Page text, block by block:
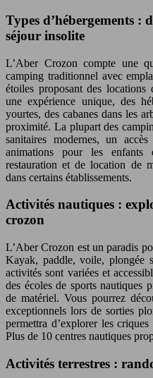
Types d’hébergements
séjour insolite
L’Aber Crozon compte une
camping traditionnel avec
étoiles proposant des
une expérience unique, des
yourtes, des cabanes dans les
proximité. La plupart des
sanitaires modernes, un
animations pour les
restauration et de location de
dans certains établissements.
Activités nautiques :
crozon
L’Aber Crozon est un paradis
Kayak, paddle, voile, plongée
activités sont variées et
des écoles de sports nautiques
de matériel. Vous pourrez
exceptionnels lors de sorties
permettra d’explorer les
Plus de 10 centres nautiques
Activités terrestres :